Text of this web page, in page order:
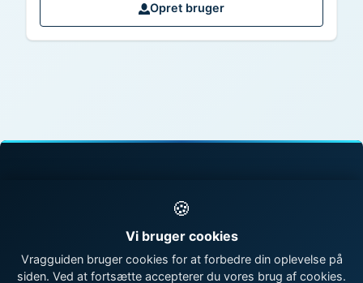
Opret bruger
vragdatabase
| Om Vragguiden
🍪
Vi bruger cookies
Vragguiden bruger cookies for at forbedre din oplevelse på
siden. Ved at fortsætte accepterer du vores brug af cookies.